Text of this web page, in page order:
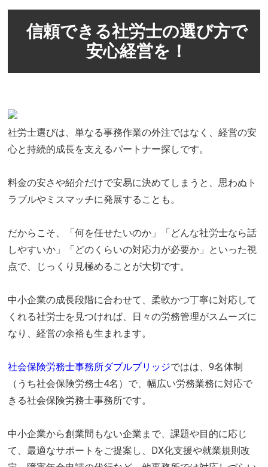
信頼できる社労士の選び方で
安心経営を！
社労士選びは、単なる事務作業の外注ではなく、経営の安
心と持続的成長を支えるパートナー探しです。
料金の安さや紹介だけで安易に決めてしまうと、思わぬト
ラブルやミスマッチに発展することも。
だからこそ、「何を任せたいのか」「どんな社労士なら話
しやすいか」「どのくらいの対応力が必要か」といった視
点で、じっくり見極めることが大切です。
中小企業の成長段階に合わせて、柔軟かつ丁寧に対応して
くれる社労士を見つければ、日々の労務管理がスムーズに
なり、経営の余裕も生まれます。
社会保険労務士事務所ダブルブリッジではは、9名体制
（うち社会保険労務士4名）で、幅広い労務業務に対応で
きる社会保険労務士事務所です。
中小企業から創業間もない企業まで、課題や目的に応じ
て、最適なサポートをご提案し、DX化支援や就業規則改